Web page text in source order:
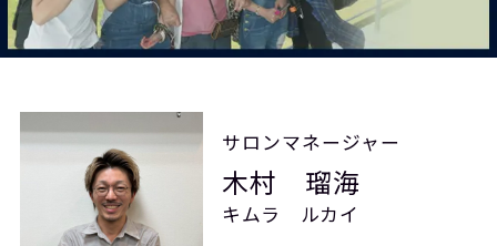
サロンマネージャー
木村 瑠海
キムラ ルカイ